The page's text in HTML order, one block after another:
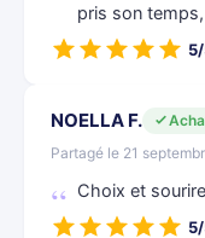
pris son
NOELLA F.
Partagé le 21
Choix et